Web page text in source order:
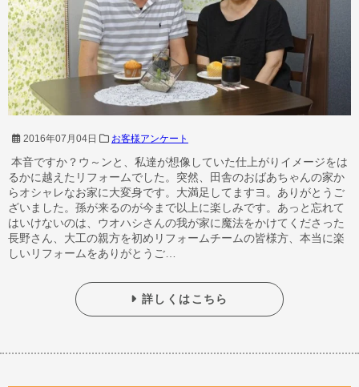
2016年07月04日 お客様アンケート
本音ですか？ウ～ンと、私達が想像していた仕上がりイメージをは
るかに越えたリフォームでした。突然、田舎のおばあちゃんの家か
らオシャレなお家に大変身です。大満足してますヨ。ありがとうご
ざいました。孫が来るのが今まで以上に楽しみです。あっと忘れて
はいけないのは、ウオハシさんの我が家に魔法をかけてくださった
長野さん、大工の親方を初めリフォームチームの皆様方、本当に楽
しいリフォームをありがとうご…
詳しくはこちら